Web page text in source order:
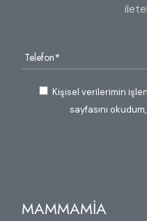
Kişisel verilerimin
sayfasını
MAMMAMİA